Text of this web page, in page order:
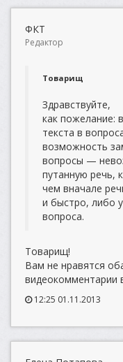
ФКТ
Редактор
Товарищ
Здравствуйте,
как пожелание:
текста в
возможность
вопросы —
путанную речь,
чем вначале
и быстро, либо
вопроса.
Товарищ!
Вам не нравятся
видеокомментарии
12:25 01.11.2013